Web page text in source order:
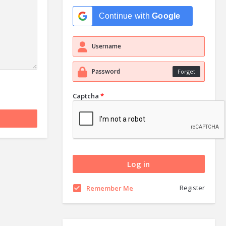
Continue with Google
Forget
Captcha *
Remember Me Register